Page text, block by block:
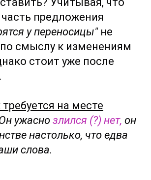
предложения
у переносицы"не
смыслу к изменениям
стоит уже после
на месте
ужасно злился (?) нет, он
настолько, что едва
слова.